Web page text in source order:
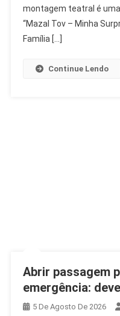
Teatro
Moise
montagem teatral é
“Mazal Tov – Minha
Família […]
Continue Lendo
Abrir passagem
emergência:
5 De Agosto De 2026